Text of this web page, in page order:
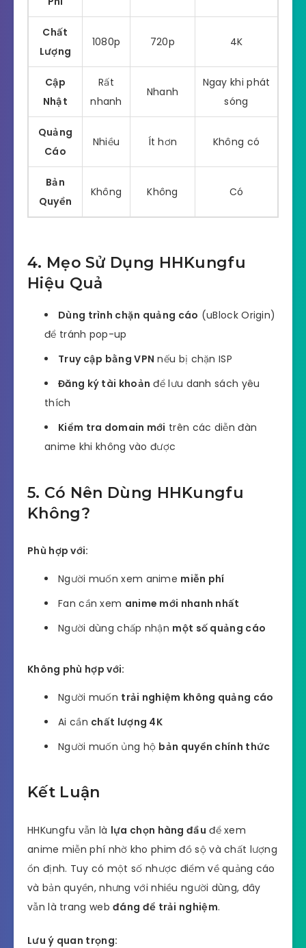
Chất
Lượng
1080p 720p 4K
Cập
Nhật
Rất
nhanh
Nhanh
Ngay khi phát
sóng
Quảng
Cáo
Nhiều Ít hơn Không có
Bản
Quyền
Không Không Có
4. Mẹo Sử Dụng HHKungfu
Hiệu Quả
Dùng trình chặn quảng cáo (uBlock Origin)
để tránh pop-up
Truy cập bằng VPN nếu bị chặn ISP
Đăng ký tài khoản để lưu danh sách yêu
thích
Kiểm tra domain mới trên các diễn đàn
anime khi không vào được
5. Có Nên Dùng HHKungfu
Không?
Phù hợp với:
Người muốn xem anime miễn phí
Fan cần xem anime mới nhanh nhất
Người dùng chấp nhận một số quảng cáo
Không phù hợp với:
Người muốn trải nghiệm không quảng cáo
Ai cần chất lượng 4K
Người muốn ủng hộ bản quyền chính thức
Kết Luận
HHKungfu vẫn là lựa chọn hàng đầu để xem
anime miễn phí nhờ kho phim đồ sộ và chất lượng
ổn định. Tuy có một số nhược điểm về quảng cáo
và bản quyền, nhưng với nhiều người dùng, đây
vẫn là trang webđáng để trải nghiệm.
Lưu ý quan trọng: